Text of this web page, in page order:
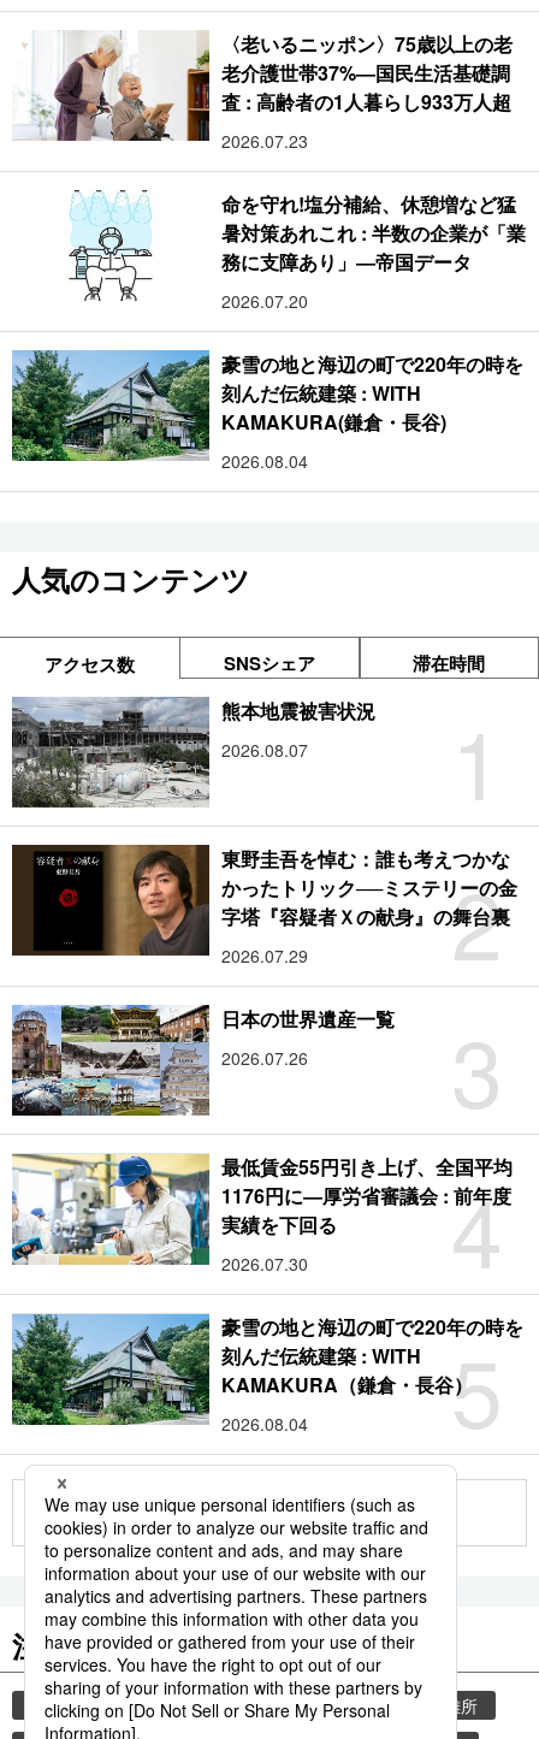
〈老いるニッポン〉75歳以上の老
老介護世帯37%―国民生活基礎調
査 : 高齢者の1人暮らし933万人超
2026.07.23
命を守れ!塩分補給、休憩増など猛
暑対策あれこれ : 半数の企業が「業
務に支障あり」―帝国データ
2026.07.20
豪雪の地と海辺の町で220年の時を
刻んだ伝統建築 : WITH
KAMAKURA(鎌倉・長谷)
2026.08.04
人気のコンテンツ
アクセス数 SNSシェア 滞在時間
1
熊本地震被害状況
2026.08.07
2
東野圭吾を悼む：誰も考えつかな
かったトリック──ミステリーの金
字塔『容疑者Ｘの献身』の舞台裏
2026.07.29
3
日本の世界遺産一覧
2026.07.26
4
最低賃金55円引き上げ、全国平均
1176円に―厚労省審議会 : 前年度
実績を下回る
2026.07.30
5
豪雪の地と海辺の町で220年の時を
刻んだ伝統建築 : WITH
KAMAKURA（鎌倉・長谷）
2026.08.04
もっと見る
注目のキーワード
共同通信ニュース 気象・災害 災害
避難所